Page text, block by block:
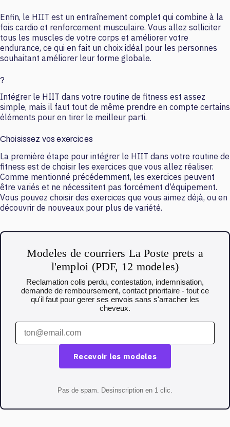
Enfin, le HIIT est un entraînement complet qui combine à la
fois cardio et renforcement musculaire. Vous allez solliciter
tous les muscles de votre corps et améliorer votre
endurance, ce qui en fait un choix idéal pour les personnes
souhaitant améliorer leur forme globale.
?
Intégrer le HIIT dans votre routine de fitness est assez
simple, mais il faut tout de même prendre en compte certains
éléments pour en tirer le meilleur parti.
Choisissez vos exercices
La première étape pour intégrer le HIIT dans votre routine de
fitness est de choisir les exercices que vous allez réaliser.
Comme mentionné précédemment, les exercices peuvent
être variés et ne nécessitent pas forcément d’équipement.
Vous pouvez choisir des exercices que vous aimez déjà, ou en
découvrir de nouveaux pour plus de variété.
Modeles de courriers La Poste prets a
l'emploi (PDF, 12 modeles)
Reclamation colis perdu, contestation, indemnisation,
demande de remboursement, contact prioritaire - tout ce
qu'il faut pour gerer ses envois sans s'arracher les
cheveux.
Recevoir les modeles
Pas de spam. Desinscription en 1 clic.